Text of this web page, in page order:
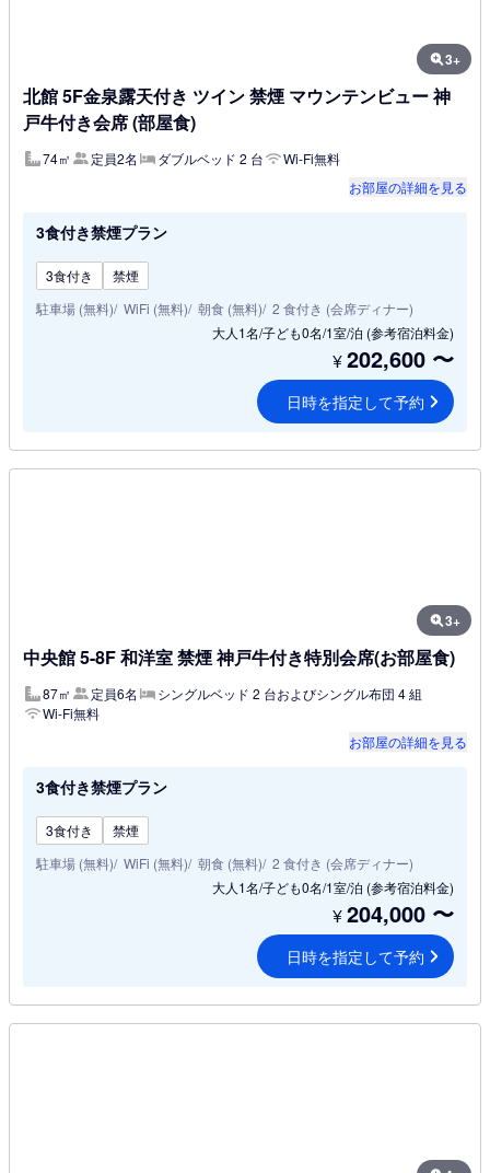
3+
北館 5F金泉露天付き ツイン 禁煙 マウンテンビュー 神
戸牛付き会席 (部屋食)
74㎡ 定員2名 ダブルベッド 2 台
Wi-Fi無料
お部屋の詳細を見る
3食付き禁煙プラン
3食付き
禁煙
駐車場 (無料) WiFi (無料) 朝食 (無料) 2 食付き (会席ディナー)
大人1名/子ども0名/1室/泊 (参考宿泊料金)
¥202,600 〜
日時を指定して予約
3+
中央館 5-8F 和洋室 禁煙 神戸牛付き特別会席(お部屋食)
87㎡ 定員6名
シングルベッド 2 台およびシングル布団 4 組
Wi-Fi無料
お部屋の詳細を見る
3食付き禁煙プラン
3食付き
禁煙
駐車場 (無料) WiFi (無料) 朝食 (無料) 2 食付き (会席ディナー)
大人1名/子ども0名/1室/泊 (参考宿泊料金)
¥204,000 〜
日時を指定して予約